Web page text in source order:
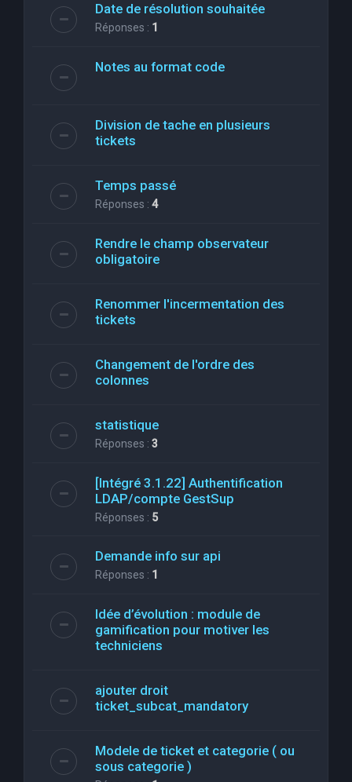
Date de résolution souhaitée
Réponses : 1
Notes au format code
Division de tache en plusieurs
tickets
Temps passé
Réponses : 4
Rendre le champ observateur
obligatoire
Renommer l'incermentation des
tickets
Changement de l'ordre des
colonnes
statistique
Réponses : 3
[Intégré 3.1.22] Authentification
LDAP/compte GestSup
Réponses : 5
Demande info sur api
Réponses : 1
Idée d’évolution : module de
gamification pour motiver les
techniciens
ajouter droit
ticket_subcat_mandatory
Modele de ticket et categorie ( ou
sous categorie )